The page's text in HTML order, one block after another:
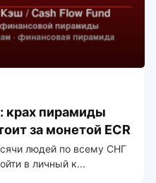
крах пирамиды
за монетой ECR
людей по всему СНГ
в личный к...